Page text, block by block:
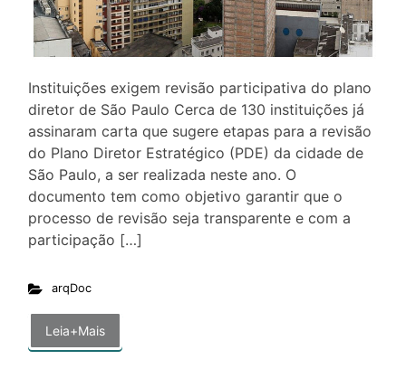
Instituições exigem revisão participativa do plano
diretor de São Paulo Cerca de 130 instituições já
assinaram carta que sugere etapas para a revisão
do Plano Diretor Estratégico (PDE) da cidade de
São Paulo, a ser realizada neste ano. O
documento tem como objetivo garantir que o
processo de revisão seja transparente e com a
participação […]
arqDoc
Leia+Mais